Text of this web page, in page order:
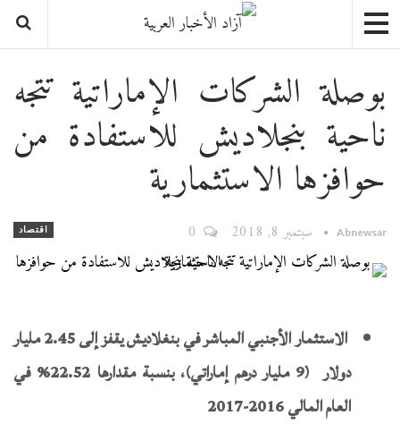
بوصلة الشركات الإماراتية تتجه
ناحية بنجلاديش للاستفادة من
حوافزها الاستثمارية
اقتصاد Abnewsar سبتمبر 8, 2018
الاستثمار الأجنبي المباشر في بنغلاديش يقفز إلى 2.45 مليار
دولار (9 مليار درهم إماراتي)، بنسبة مقدارها 22.52% في
العام المالي 2016-2017